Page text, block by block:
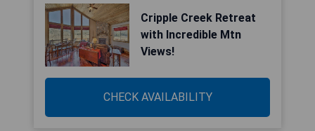
Cripple Creek Retreat
with Incredible Mtn
Views!
CHECK AVAILABILITY